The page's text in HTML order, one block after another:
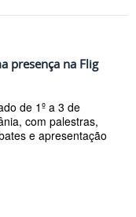
presença na Flig
de 1º a 3 de
com palestras,
e apresentação